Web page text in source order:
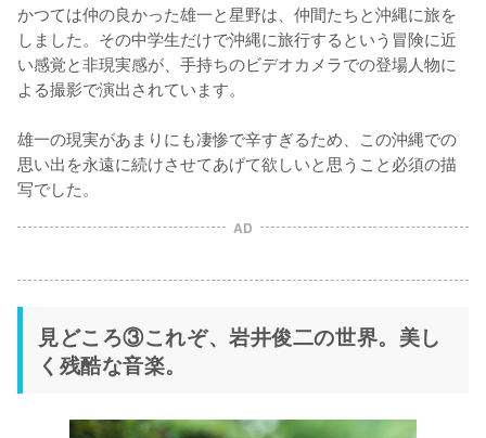
かつては仲の良かった雄一と星野は、仲間たちと沖縄に旅を
しました。その中学生だけで沖縄に旅行するという冒険に近
い感覚と非現実感が、手持ちのビデオカメラでの登場人物に
よる撮影で演出されています。
雄一の現実があまりにも凄惨で辛すぎるため、この沖縄での
思い出を永遠に続けさせてあげて欲しいと思うこと必須の描
写でした。
AD
見どころ③これぞ、岩井俊二の世界。美し
く残酷な音楽。